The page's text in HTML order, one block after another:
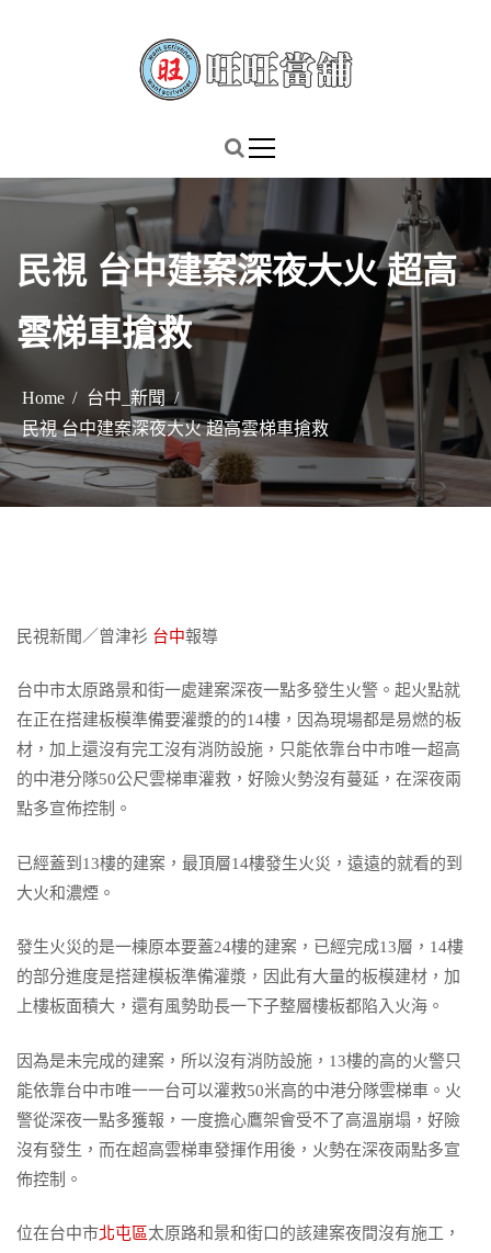
民視 台中建案深夜大火 超高
雲梯車搶救
Home
台中_新聞
民視 台中建案深夜大火 超高雲梯車搶救
民視新聞／曾津衫 台中報導
台中市太原路景和街一處建案深夜一點多發生火警。起火點就
在正在搭建板模準備要灌漿的的14樓，因為現場都是易燃的板
材，加上還沒有完工沒有消防設施，只能依靠台中市唯一超高
的中港分隊50公尺雲梯車灌救，好險火勢沒有蔓延，在深夜兩
點多宣佈控制。
已經蓋到13樓的建案，最頂層14樓發生火災，遠遠的就看的到
大火和濃煙。
發生火災的是一棟原本要蓋24樓的建案，已經完成13層，14樓
的部分進度是搭建模板準備灌漿，因此有大量的板模建材，加
上樓板面積大，還有風勢助長一下子整層樓板都陷入火海。
因為是未完成的建案，所以沒有消防設施，13樓的高的火警只
能依靠台中市唯一一台可以灌救50米高的中港分隊雲梯車。火
警從深夜一點多獲報，一度擔心鷹架會受不了高溫崩塌，好險
沒有發生，而在超高雲梯車發揮作用後，火勢在深夜兩點多宣
佈控制。
位在台中市北屯區太原路和景和街口的該建案夜間沒有施工，